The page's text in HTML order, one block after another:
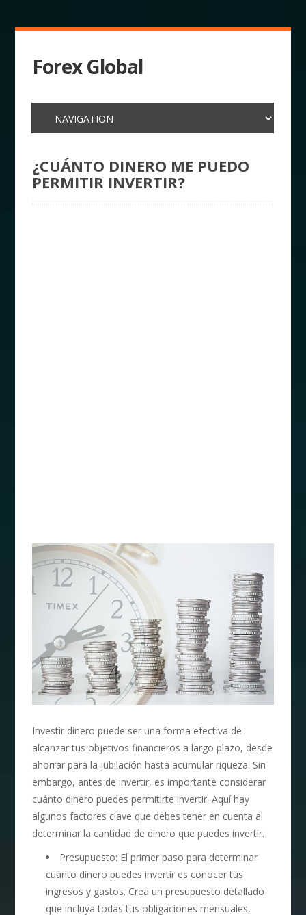
Forex Global
¿CUÁNTO DINERO ME PUEDO
PERMITIR INVERTIR?
Investir dinero puede ser una forma efectiva de
alcanzar tus objetivos financieros a largo plazo, desde
ahorrar para la jubilación hasta acumular riqueza. Sin
embargo, antes de invertir, es importante considerar
cuánto dinero puedes permitirte invertir. Aquí hay
algunos factores clave que debes tener en cuenta al
determinar la cantidad de dinero que puedes invertir.
Presupuesto: El primer paso para determinar
cuánto dinero puedes invertir es conocer tus
ingresos y gastos. Crea un presupuesto detallado
que incluya todas tus obligaciones mensuales,